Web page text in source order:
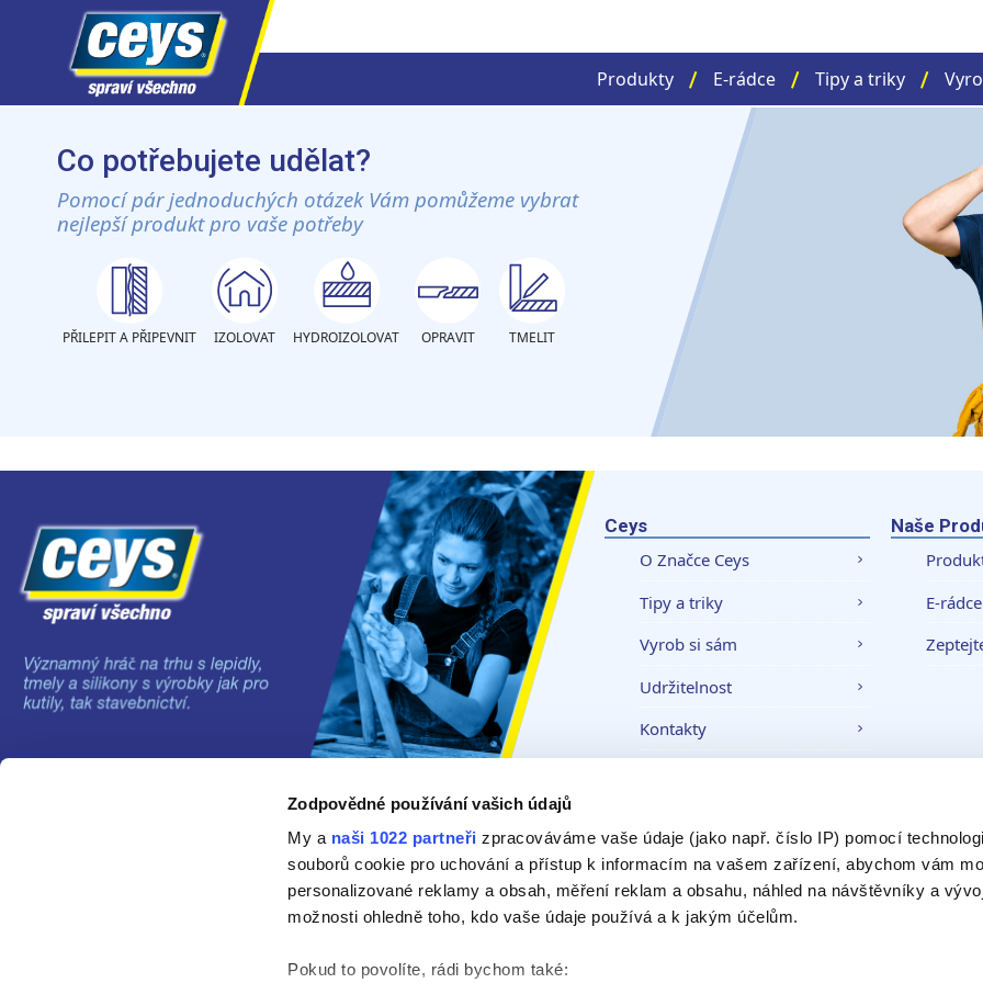
Zodpovědné používání vašich údajů
My a naši 1022 partneři zpracováváme vaše údaje (jako např. číslo IP) pomocí
souborů cookie pro uchování a přístup k informacím na vašem zařízení, abychom vám
personalizované reklamy a obsah, měření reklam a obsahu, náhled na návštěvníky a
možnosti ohledně toho, kdo vaše údaje používá a k jakým účelům.
Pokud to povolíte, rádi bychom také:
Produkty E-rádce Tipy a triky
Co potřebujete udělat?
Pomocí pár jednoduchých otázek Vám pomůžeme vybrat
nejlepší produkt pro vaše potřeby
PŘILEPIT A PŘIPEVNIT IZOLOVAT HYDROIZOLOVAT OPRAVIT TMELIT
Ceys
O Značce Ceys
Tipy a triky
Vyrob si sám
Udržitelnost
Kontakty
Naše
E-rádce